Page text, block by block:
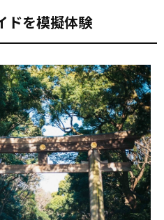
ドを模擬体験